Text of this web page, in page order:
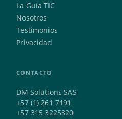
La Guía TIC
Nosotros
Testimonios
Privacidad
CONTACTO
DM Solutions SAS
+57 (1) 261 7191
+57 315 3225320